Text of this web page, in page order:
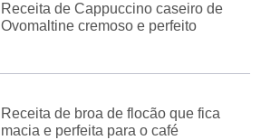
Receita de Cappuccino caseiro de
Ovomaltine cremoso e perfeito
Receita de broa de flocão que fica
macia e perfeita para o café